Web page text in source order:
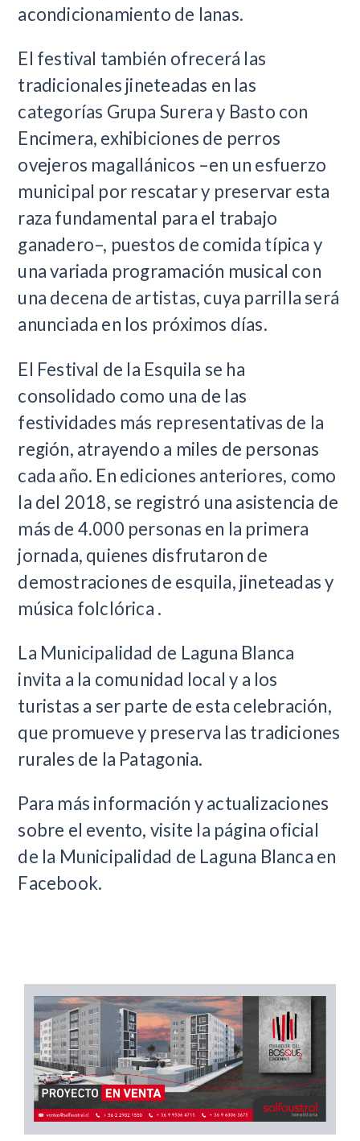
acondicionamiento de lanas.
El festival también ofrecerá las
tradicionales jineteadas en las
categorías Grupa Surera y Basto con
Encimera, exhibiciones de perros
ovejeros magallánicos –en un esfuerzo
municipal por rescatar y preservar esta
raza fundamental para el trabajo
ganadero–, puestos de comida típica y
una variada programación musical con
una decena de artistas, cuya parrilla será
anunciada en los próximos días.
El Festival de la Esquila se ha
consolidado como una de las
festividades más representativas de la
región, atrayendo a miles de personas
cada año. En ediciones anteriores, como
la del 2018, se registró una asistencia de
más de 4.000 personas en la primera
jornada, quienes disfrutaron de
demostraciones de esquila, jineteadas y
música folclórica .
La Municipalidad de Laguna Blanca
invita a la comunidad local y a los
turistas a ser parte de esta celebración,
que promueve y preserva las tradiciones
rurales de la Patagonia.
Para más información y actualizaciones
sobre el evento, visite la página oficial
de la Municipalidad de Laguna Blanca en
Facebook.